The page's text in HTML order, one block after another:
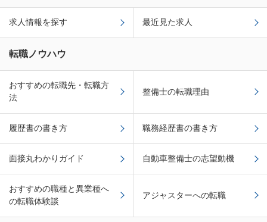
求人情報を探す 最近見た求人
転職ノウハウ
おすすめの転職先・転職方
法
整備士の転職理由
履歴書の書き方 職務経歴書の書き方
面接丸わかりガイド 自動車整備士の志望動機
おすすめの職種と異業種へ
の転職体験談
アジャスターへの転職